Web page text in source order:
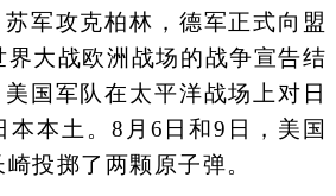
攻克柏林，德军正式向盟
大战欧洲战场的战争宣告结
国军队在太平洋战场上对日
本本土。8月6日和9日，美国
投掷了两颗原子弹。